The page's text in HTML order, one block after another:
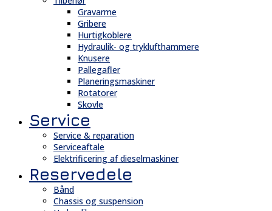
Gravarme
Gribere
Hurtigkoblere
Hydraulik- og tryklufthammere
Knusere
Pallegafler
Planeringsmaskiner
Rotatorer
Skovle
Service
Service & reparation
Serviceaftale
Elektrificering af dieselmaskiner
Reservedele
Bånd
Chassis og suspension